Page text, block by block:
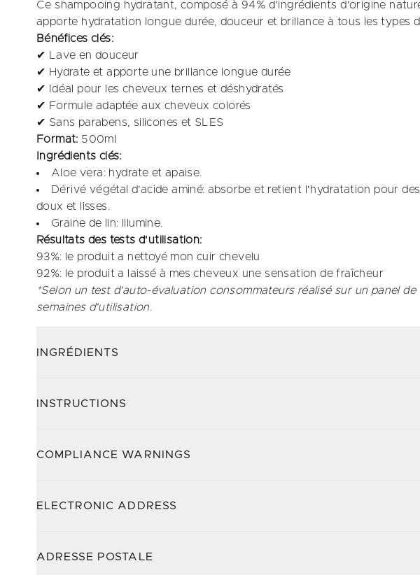
Ce shampooing hydratant, composé à 94% d'ingrédients d'origine
apporte hydratation longue durée, douceur et brillance à tous les types
Bénéfices clés:
✔ Lave en douceur
✔ Hydrate et apporte une brillance longue durée
✔ Idéal pour les cheveux ternes et déshydratés
✔ Formule adaptée aux cheveux colorés
✔ Sans parabens, silicones et SLES
Format: 500ml
Ingrédients clés:
Aloe vera: hydrate et apaise.​
Dérivé végétal d'acide aminé: absorbe et retient l'hydratation pour
doux et lisses.​
Graine de lin: illumine.
Résultats des tests d'utilisation:
93%: le produit a nettoyé mon cuir chevelu​
92%: le produit a laissé à mes cheveux une sensation de fraîcheur​
*Selon un test d'auto-évaluation consommateurs réalisé sur un panel de
semaines d'utilisation.
INGRÉDIENTS
INSTRUCTIONS
COMPLIANCE WARNINGS
ELECTRONIC ADDRESS
ADRESSE POSTALE